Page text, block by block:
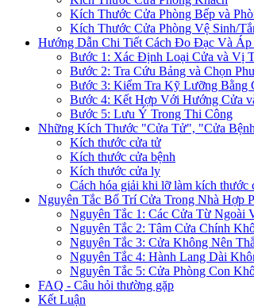
Kích Thước Cửa Phòng Bếp và
Kích Thước Cửa Phòng Vệ Sinh/
Hướng Dẫn Chi Tiết Cách Đo Đạc Và
Bước 1: Xác Định Loại Cửa và Vị
Bước 2: Tra Cứu Bảng và Chọn
Bước 3: Kiểm Tra Kỹ Lưỡng Bằng
Bước 4: Kết Hợp Với Hướng Cửa
Bước 5: Lưu Ý Trong Thi Công
Những Kích Thước "Cửa Tử", "Cửa
Kích thước cửa tử
Kích thước cửa bệnh
Kích thước cửa ly
Cách hóa giải khi lỡ làm kích thước
Nguyên Tắc Bố Trí Cửa Trong Nhà Hợp
Nguyên Tắc 1: Các Cửa Từ Ngoài
Nguyên Tắc 2: Tâm Cửa Chính
Nguyên Tắc 3: Cửa Không Nên
Nguyên Tắc 4: Hành Lang Dài
Nguyên Tắc 5: Cửa Phòng Con
FAQ - Câu hỏi thường gặp
Kết Luận